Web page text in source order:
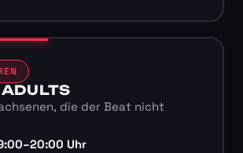
ADULTS
die der Beat nicht
Uhr